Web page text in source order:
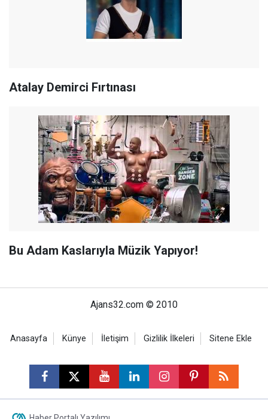
Atalay Demirci Fırtınası
Bu Adam Kaslarıyla Müzik Yapıyor!
Ajans32.com © 2010
Anasayfa Künye İletişim Gizlilik İlkeleri Sitene Ekle